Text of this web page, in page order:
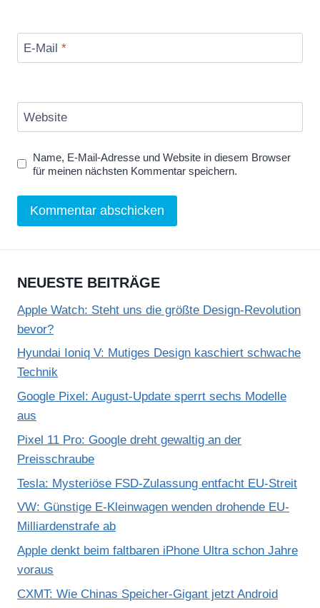
E-Mail *
Website
Name, E-Mail-Adresse und Website in diesem Browser
für meinen nächsten Kommentar speichern.
NEUESTE BEITRÄGE
Apple Watch: Steht uns die größte Design-Revolution
bevor?
Hyundai Ioniq V: Mutiges Design kaschiert schwache
Technik
Google Pixel: August-Update sperrt sechs Modelle
aus
Pixel 11 Pro: Google dreht gewaltig an der
Preisschraube
Tesla: Mysteriöse FSD-Zulassung entfacht EU-Streit
VW: Günstige E-Kleinwagen wenden drohende EU-
Milliardenstrafe ab
Apple denkt beim faltbaren iPhone Ultra schon Jahre
voraus
CXMT: Wie Chinas Speicher-Gigant jetzt Android